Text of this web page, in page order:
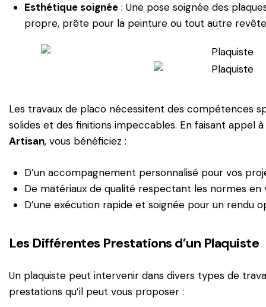
Esthétique soignée: Une pose soignée des
propre, prête pour la peinture ou tout autre
Les travaux de placo nécessitent des compétences
solides et des finitions impeccables. En faisant appel
Artisan, vous bénéficiez :
D’un accompagnement personnalisé pour vos
De matériaux de qualitérespectant les normes en
D’une exécution rapideet soignée pour un rendu
Les Différentes Prestations d’un Plaquiste
Un plaquiste peut intervenir dans divers types de
prestations qu’il peut vous proposer :